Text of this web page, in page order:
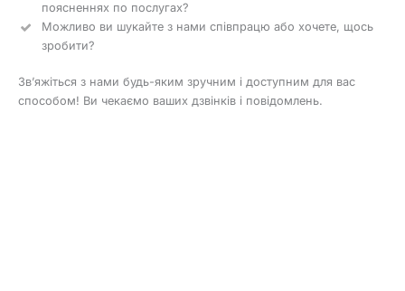
поясненнях по послугах?
Можливо ви шукайте з нами співпрацю або хочете, щось
зробити?
Зв’яжіться з нами будь-яким зручним і доступним для вас
способом! Ви чекаємо ваших дзвінків і повідомлень.